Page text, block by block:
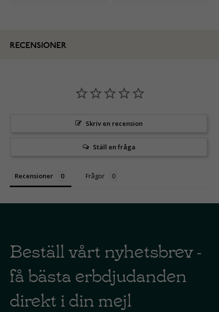
RECENSIONER
Skriv en recension
Ställ en fråga
Recensioner Frågor
Beställ vårt nyhetsbrev -
få bästa erbdjudanden
direkt i din mejl